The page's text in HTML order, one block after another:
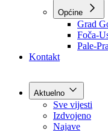
Turizam
Obrazovanje
Sport
Općine
Kontakt
Aktuelno